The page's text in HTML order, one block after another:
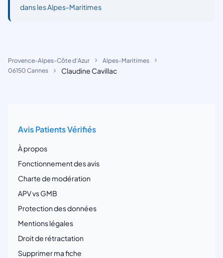
dans les Alpes-Maritimes
Provence-Alpes-Côte d'Azur
Alpes-Maritimes
06150 Cannes
Claudine Cavillac
Avis Patients Vérifiés
À propos
Fonctionnement des avis
Charte de modération
APV vs GMB
Protection des données
Mentions légales
Droit de rétractation
Supprimer ma fiche